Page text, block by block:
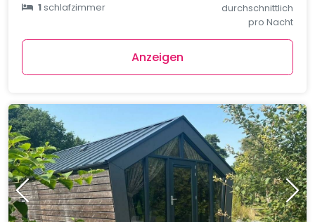
1schlafzimmer
durchschnittlich
pro Nacht
Anzeigen